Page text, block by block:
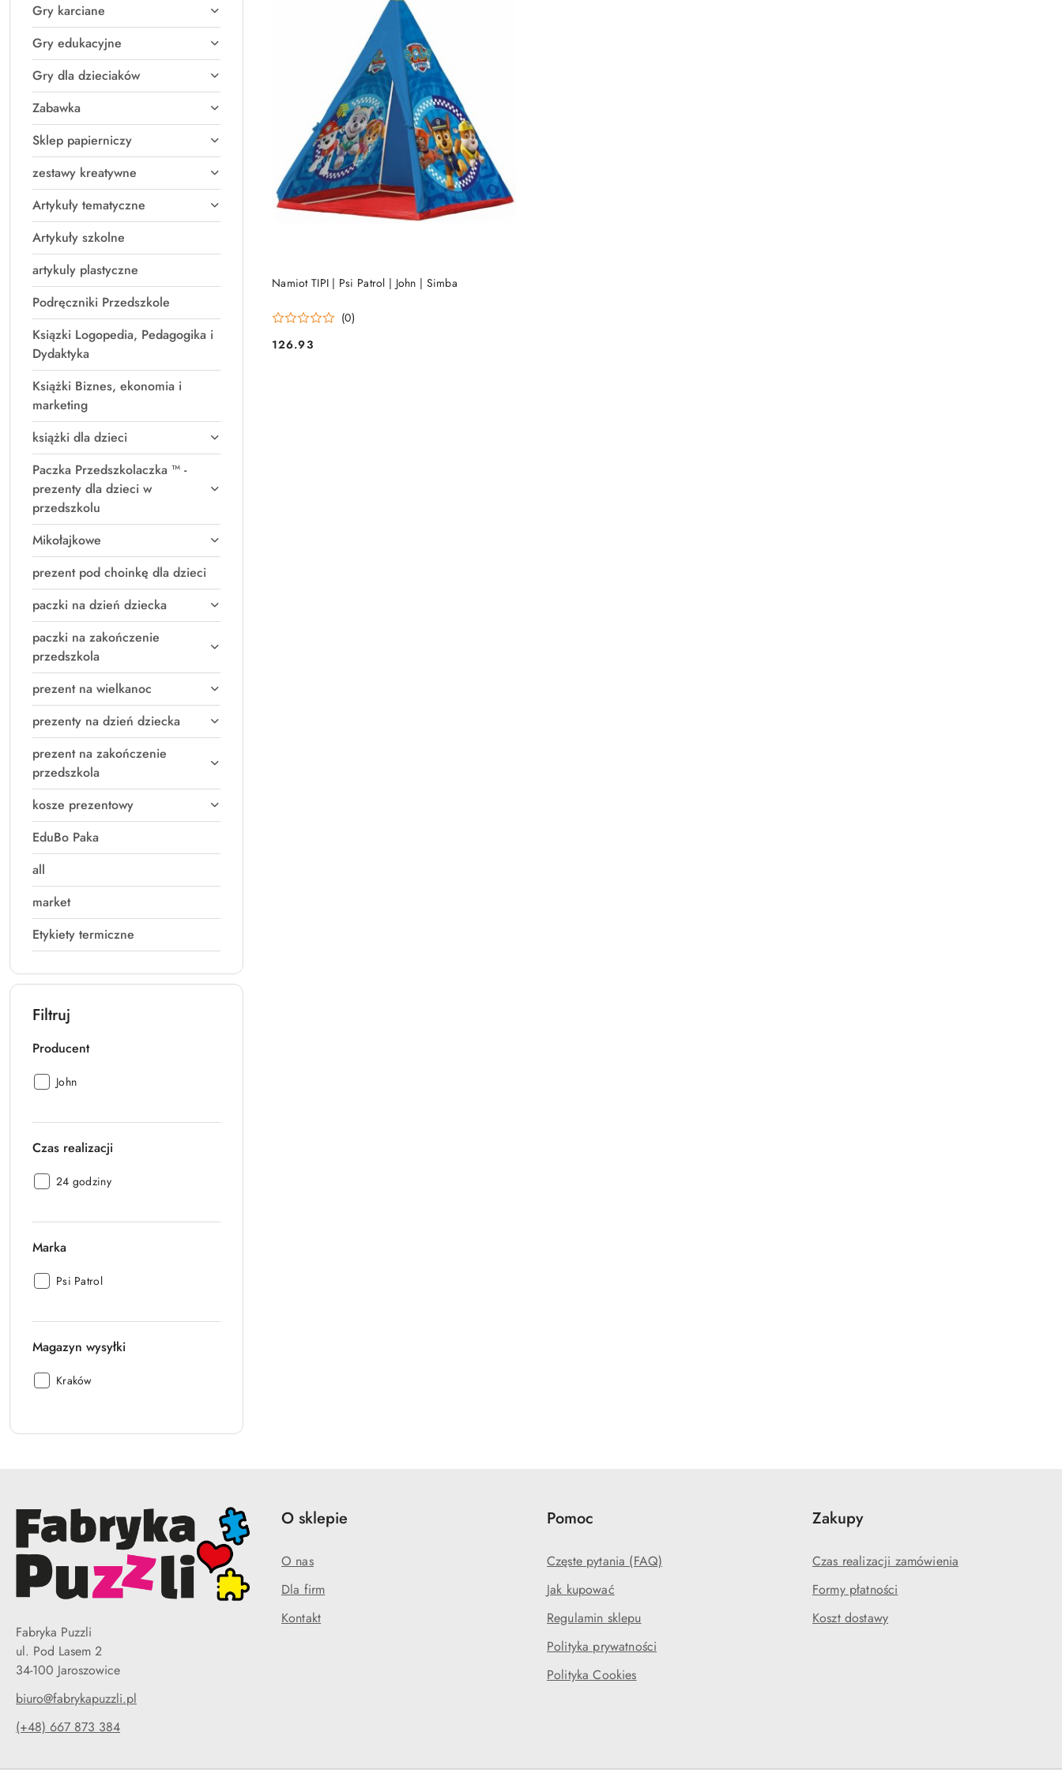
Gry karciane
Gry edukacyjne
Gry dla dzieciaków
Zabawka
Sklep papierniczy
zestawy kreatywne
Artykuły tematyczne
Artykuły szkolne
artykuly plastyczne
Podręczniki Przedszkole
Ksiązki Logopedia, Pedagogika i
Dydaktyka
Książki Biznes, ekonomia i
marketing
książki dla dzieci
Paczka Przedszkolaczka ™ -
prezenty dla dzieci w
przedszkolu
Mikołajkowe
prezent pod choinkę dla dzieci
paczki na dzień dziecka
paczki na zakończenie
przedszkola
prezent na wielkanoc
prezenty na dzień dziecka
prezent na zakończenie
przedszkola
kosze prezentowy
EduBo Paka
all
market
Etykiety termiczne
Filtruj
Producent
Producent:
John
Czas realizacji
Czas
24 godziny
Marka
Marka:
Psi Patrol
Magazyn wysyłki
Magazyn
Kraków
Namiot TIPI | Psi Patrol | John | Simba
(0)
Cena:
126.93
PRODUKT NIEDOSTĘPNY
Fabryka Puzzli
ul. Pod Lasem 2
34-100 Jaroszowice
biuro@fabrykapuzzli.pl
(+48) 667 873 384
O sklepie
O nas
Dla firm
Kontakt
Pomoc
Częste pytania (FAQ)
Jak kupować
Regulamin sklepu
Polityka prywatności
Polityka Cookies
Zakupy
Czas realizacji zamówienia
Formy płatności
Koszt dostawy